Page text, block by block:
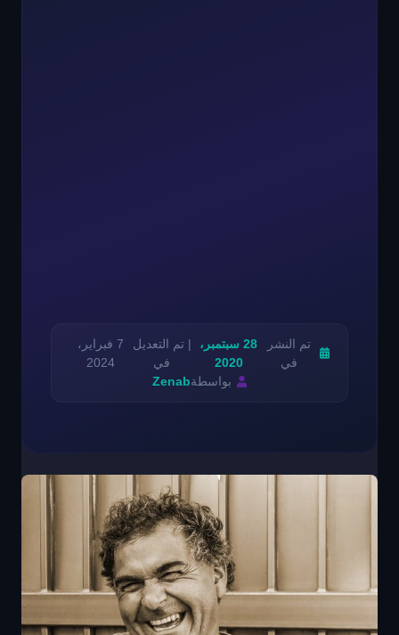
تم النشر
في
28 سبتمبر،
2020
| تم التعديل
في
7 فبراير،
2024
بواسطةZenab